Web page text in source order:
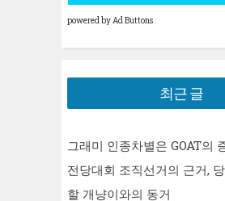
powered by Ad Buttons
최근 글
그래미 인종차별은 GOAT의
전당대회 조직선거의 근거,
할 개냥이와의 동거